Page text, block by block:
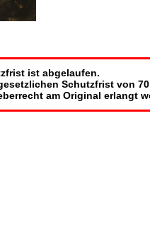
ist abgelaufen.
Schutzfrist von
am Original erlangt